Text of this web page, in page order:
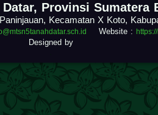
Datar, Provinsi Sumatera
Kecamatan X Koto,
Website :
Designed by